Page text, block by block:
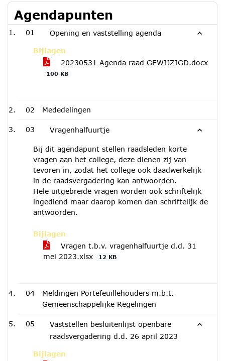
Agendapunten
01 Opening en vaststelling agenda
Bijlagen
20230531 Agenda raad GEWIJZIGD.docx
100 KB
02 Mededelingen
03 Vragenhalfuurtje
Bij dit agendapunt stellen raadsleden korte
vragen aan het college, deze dienen zij van
tevoren in, zodat het college ook daadwerkelijk
in de raadsvergadering kan antwoorden.
Hele uitgebreide vragen worden ook schriftelijk
ingediend maar daarop komen dan schriftelijk de
antwoorden.
Bijlagen
Vragen t.b.v. vragenhalfuurtje d.d. 31
mei 2023.xlsx
12 KB
04
Meldingen Portefeuillehouders m.b.t.
Gemeenschappelijke Regelingen
05
Vaststellen besluitenlijst openbare
raadsvergadering d.d. 26 april 2023
Bijlagen